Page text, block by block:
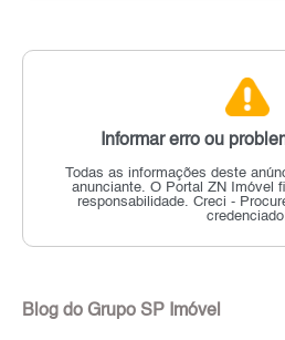
Informar erro ou
Todas as informações deste
anunciante. O Portal ZN Imóvel
responsabilidade. Creci -
Blog do Grupo SP Imóvel